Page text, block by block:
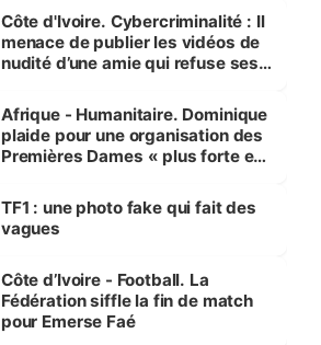
des Transports
Côte d'Ivoire. Cybercriminalité : Il
menace de publier les vidéos de
nudité d’une amie qui refuse ses
Afrique - Humanitaire. Dominique
plaide pour une organisation des
Premières Dames « plus forte et
sur la scène internationale »
TF1 : une photo fake qui fait des
vagues
Côte d’Ivoire - Football. La
Fédération siffle la fin de match
pour Emerse Faé